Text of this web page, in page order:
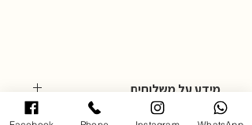
מידע על משלוחים
מדיניות משלוחים: